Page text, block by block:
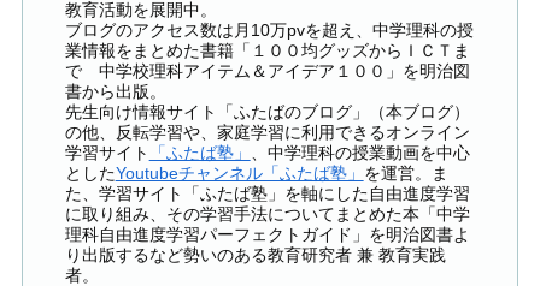
教育活動を展開中。
ブログのアクセス数は月10万pvを超え、中学理科の授
業情報をまとめた書籍「１００均グッズからＩＣＴま
で 中学校理科アイテム＆アイデア１００」を明治図
書から出版。
先生向け情報サイト「ふたばのブログ」（本ブログ）
の他、反転学習や、家庭学習に利用できるオンライン
学習サイト
「ふたば塾」
、中学理科の授業動画を中心
としたYoutubeチャンネル「ふたば塾」 を運営。ま
た、学習サイト「ふたば塾」を軸にした自由進度学習
に取り組み、その学習手法についてまとめた本「中学
理科自由進度学習パーフェクトガイド」を明治図書よ
り出版するなど勢いのある教育研究者 兼 教育実践
者。